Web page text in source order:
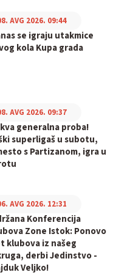
se igraju utakmice
kola Kupa grada
AVG 2026. 09:44
generalna proba!
superligaš u subotu,
s Partizanom, igra u
AVG 2026. 09:37
Konferencija
Zone Istok: Ponovo
klubova iz našeg
derbi Jedinstvo -
Veljko!
AVG 2026. 12:31